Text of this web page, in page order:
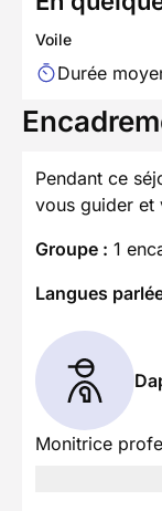
Voile
Durée
Pendant ce
vous guider et
Groupe : 1
Langues
Monitrice